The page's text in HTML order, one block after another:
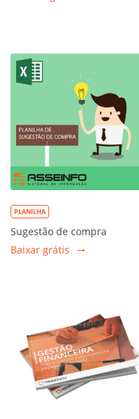
PLANILHA
Sugestão de compra
Baixar grátis